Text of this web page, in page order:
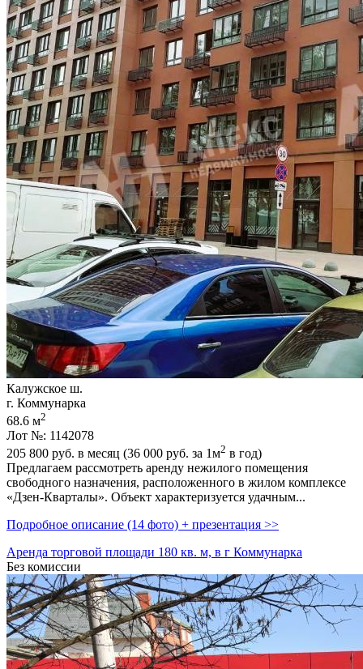
Калужское ш.
г. Коммунарка
68.6 м2
Лот №: 1142078
205 800 руб. в месяц (36 000 руб. за 1м2 в год)
Предлагаем рассмотреть аренду нежилого помещения
свободного назначения,­ расположенного в жилом комплексе
«Дзен-Кварталы». Объект характеризуется удачным...
Подробное описание (14 фото) + презентация >>
Аренда торговой площади 180 кв. м, в г Коммунарка
Без комиссии